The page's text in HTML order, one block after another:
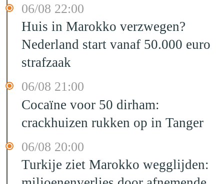
06/08 22:00
Huis in Marokko verzwegen?
Nederland start vanaf 50.000 euro
strafzaak
06/08 21:00
Cocaïne voor 50 dirham:
crackhuizen rukken op in Tanger
06/08 20:00
Turkije ziet Marokko wegglijden: